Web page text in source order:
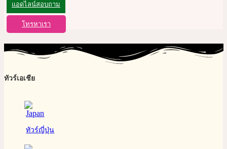
แอดไลน์สอบถาม
โทรหาเรา
ทัวร์เอเชีย
ทัวร์ญี่ปุ่น